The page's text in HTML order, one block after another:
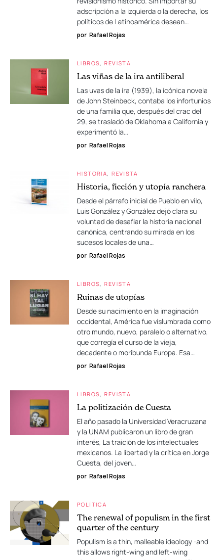
adscripción a la izquierda o la derecha, los
políticos de Latinoamérica desean…
por Rafael Rojas
LIBROS REVISTA
Las viñas de la ira antiliberal
Las uvas de la ira (1939), la icónica novela
de John Steinbeck, contaba los infortunios
de una familia que, después del crac del
29, se trasladó de Oklahoma a California y
experimentó la…
por Rafael Rojas
HISTORIA REVISTA
Historia, ficción y utopía ranchera
Desde el párrafo inicial de Pueblo en vilo,
Luis González y González dejó clara su
voluntad de desafiar la historia nacional
canónica, centrando su mirada en los
sucesos locales de una…
por Rafael Rojas
LIBROS REVISTA
Ruinas de utopías
Desde su nacimiento en la imaginación
occidental, América fue vislumbrada como
otro mundo, nuevo, paralelo o alternativo,
que corregía el curso de la vieja,
decadente o moribunda Europa. Esa…
por Rafael Rojas
LIBROS REVISTA
La politización de Cuesta
El año pasado la Universidad Veracruzana
y la UNAM publicaron un libro de gran
interés, La traición de los intelectuales
mexicanos. La libertad y la crítica en Jorge
Cuesta, del joven…
por Rafael Rojas
POLÍTICA
The renewal of populism in the first
quarter of the century
Populism is a thin, malleable ideology -and
this allows right-wing and left-wing